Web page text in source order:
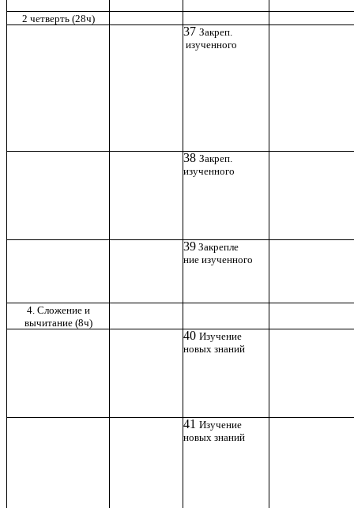
2 четверть (28ч)
37 Закреп.
изученного
38 Закреп.
изученного
39 Закрепле
ние изученного
4. Сложение и
вычитание (8ч)
40 Изучение
новых знаний
41 Изучение
новых знаний